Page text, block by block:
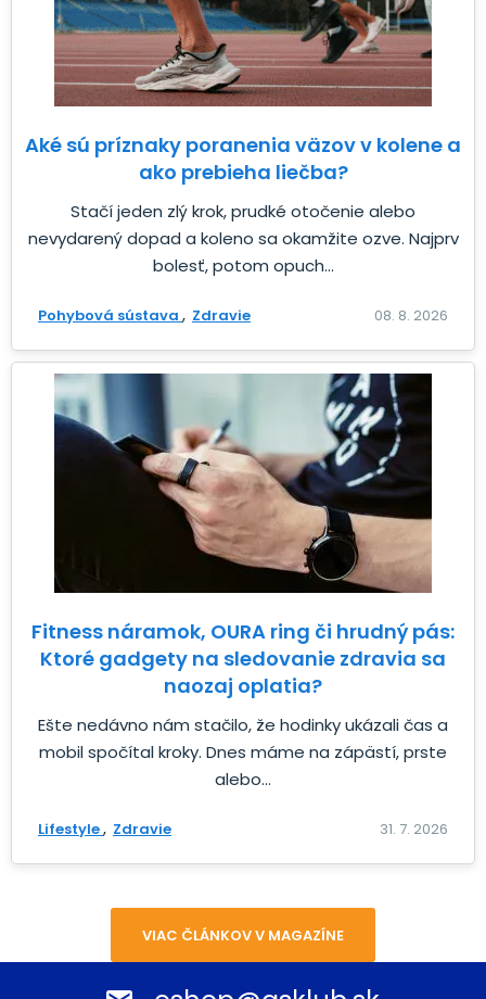
Aké sú príznaky poranenia väzov v kolene a
ako prebieha liečba?
Stačí jeden zlý krok, prudké otočenie alebo
nevydarený dopad a koleno sa okamžite ozve. Najprv
bolesť, potom opuch...
Pohybová sústava Zdravie 08. 8. 2026
Fitness náramok, OURA ring či hrudný pás:
Ktoré gadgety na sledovanie zdravia sa
naozaj oplatia?
Ešte nedávno nám stačilo, že hodinky ukázali čas a
mobil spočítal kroky. Dnes máme na zápästí, prste
alebo...
Lifestyle Zdravie 31. 7. 2026
VIAC ČLÁNKOV V MAGAZÍNE